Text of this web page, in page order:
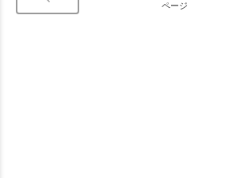
ページ